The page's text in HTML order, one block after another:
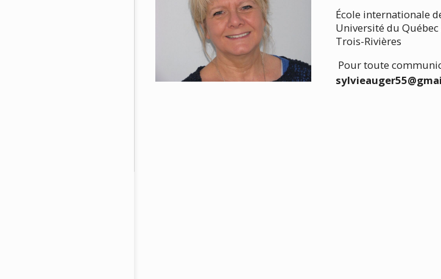
École internationale
Université du Québec
Trois-Rivières
Pour toute